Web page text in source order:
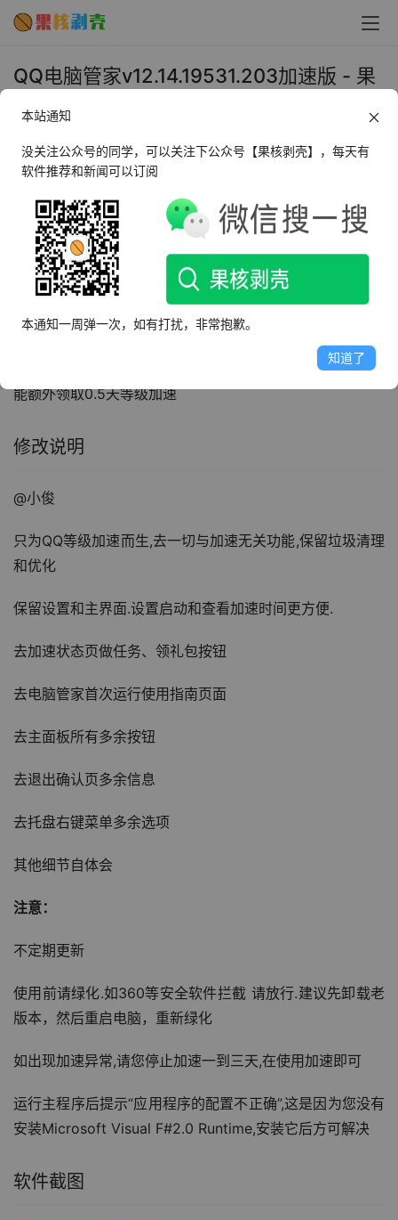
QQ电脑管家v12.14.19531.203加速版 - 果
2018年3月21日 下午10:10 系统工具
软件介绍
QQ管家是腾讯出品的安全软件,其功能非常之多,当是,真正
实用的功能少之又少,不少安装管家的用户都只为了加速QQ
等级升级,那么此加速版或许能让你摆脱管家的其他功能,只
保留加速功能,一切只为加速QQ升级.每天仅需登陆30分
钟,QQ等级额外增加0.2天,每月完成清理垃圾或系统优化还
能额外领取0.5天等级加速
修改说明
@小俊
只为QQ等级加速而生,去一切与加速无关功能,保留垃圾清理
和优化
保留设置和主界面.设置启动和查看加速时间更方便.
去加速状态页做任务、领礼包按钮
去电脑管家首次运行使用指南页面
去主面板所有多余按钮
去退出确认页多余信息
去托盘右键菜单多余选项
其他细节自体会
注意：
不定期更新
使用前请绿化.如360等安全软件拦截 请放行.建议先卸载老
版本，然后重启电脑，重新绿化
如出现加速异常,请您停止加速一到三天,在使用加速即可
运行主程序后提示“应用程序的配置不正确”,这是因为您没有
安装Microsoft Visual F#2.0 Runtime,安装它后方可解决
软件截图
本站通知
没关注公众号的同学，可以关注下公众号【果核剥壳】，每天有
软件推荐和新闻可以订阅
本通知一周弹一次，如有打扰，非常抱歉。
知道了